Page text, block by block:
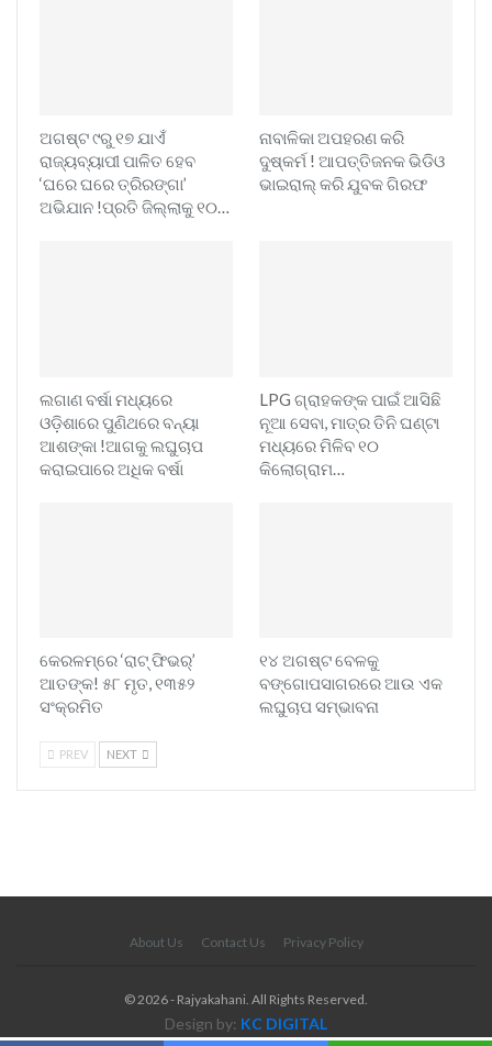
ଅଗଷ୍ଟ ୯ରୁ ୧୭ ଯାଏଁ
ରାଜ୍ୟବ୍ୟାପୀ ପାଳିତ ହେବ
‘ଘରେ ଘରେ ତ୍ରିରଙ୍ଗା’
ଅଭିଯାନ !ପ୍ରତି ଜିଲ୍ଲାକୁ ୧୦…
ନାବାଳିକା ଅପହରଣ କରି
ଦୁଷ୍କର୍ମ ! ଆପତ୍ତିଜନକ ଭିଡିଓ
ଭାଇରାଲ୍ କରି ଯୁବକ ଗିରଫ
ଲଗାଣ ବର୍ଷା ମଧ୍ୟରେ
ଓଡ଼ିଶାରେ ପୁଣିଥରେ ବନ୍ୟା
ଆଶଙ୍କା !ଆଗକୁ ଲଘୁଚାପ
କରାଇପାରେ ଅଧିକ ବର୍ଷା
LPG ଗ୍ରାହକଙ୍କ ପାଇଁ ଆସିଛି
ନୂଆ ସେବା, ମାତ୍ର ତିନି ଘଣ୍ଟା
ମଧ୍ୟରେ ମିଳିବ ୧୦
କିଲୋଗ୍ରାମ…
କେରଳମ୍‌ରେ ‘ରାଟ୍ ଫିଭର୍’
ଆତଙ୍କ! ୫୮ ମୃତ, ୧୩୫୨
ସଂକ୍ରମିତ
୧୪ ଅଗଷ୍ଟ ବେଳକୁ
ବଙ୍ଗୋପସାଗରରେ ଆଉ ଏକ
ଲଘୁଚାପ ସମ୍ଭାବନା
PREV NEXT
About Us Contact Us Privacy Policy
© 2026 - Rajyakahani. All Rights Reserved.
Design by: KC DIGITAL